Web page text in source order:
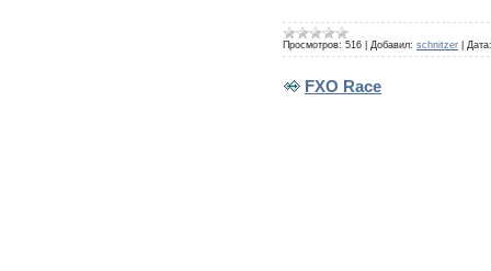
Просмотров: 516 Добавил: schnitzer Дата:
FXO Race